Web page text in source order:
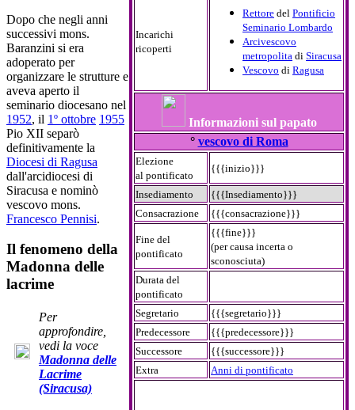
Incarichi
ricoperti
Rettore del Pontificio
Seminario Lombardo
Arcivescovo
metropolita di Siracusa
Vescovo di Ragusa
Informazioni sul papato
° vescovo di Roma
Elezione
al pontificato
{{{inizio}}}
Insediamento
{{{Insediamento}}}
Consacrazione
{{{consacrazione}}}
Fine del
pontificato
{{{fine}}}
(per causa incerta o
sconosciuta)
Durata del
pontificato
Segretario
{{{segretario}}}
Predecessore
{{{predecessore}}}
Successore
{{{successore}}}
Extra
Anni di pontificato
Dopo che negli anni
successivi mons.
Baranzini si era
adoperato per
organizzare le strutture e
aveva aperto il
seminario diocesano nel
1952, il 1º ottobre 1955
Pio XII separò
definitivamente la
Diocesi di Ragusa
dall'arcidiocesi di
Siracusa e nominò
vescovo mons.
Francesco Pennisi.
Il fenomeno della
Madonna delle
lacrime
Per
approfondire,
vedi la voce
Madonna delle
Lacrime
(Siracusa)